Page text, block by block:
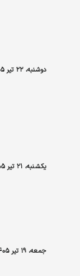
دوشنبه، ۲۲ تیر ۱۴۰۵
یکشنبه، ۲۱ تیر ۱۴۰۵
جمعه، ۱۹ تیر ۱۴۰۵